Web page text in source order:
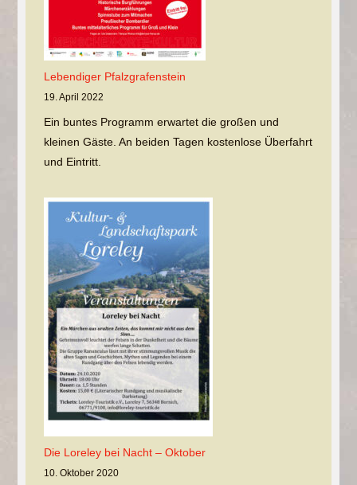
Lebendiger Pfalzgrafenstein
19. April 2022
Ein buntes Programm erwartet die großen und
kleinen Gäste. An beiden Tagen kostenlose Überfahrt
und Eintritt.
Die Loreley bei Nacht – Oktober
10. Oktober 2020